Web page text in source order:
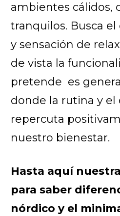
ambientes cálidos,
tranquilos. Busca
y sensación de
de vista la
pretende es
donde la rutina y el
repercuta
nuestro bienestar.
Hasta aquí
para saber
nórdico y el